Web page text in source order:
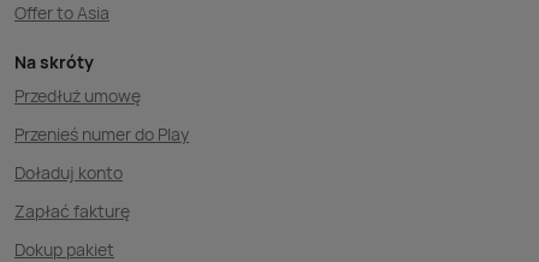
Offer to Asia
Na skróty
Przedłuż umowę
Przenieś numer do Play
Doładuj konto
Zapłać fakturę
Dokup pakiet